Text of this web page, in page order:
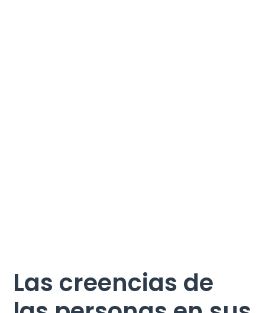
Las creencias de